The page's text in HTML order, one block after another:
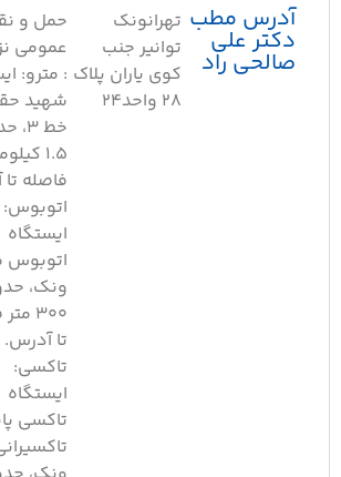
آدرس مطب
دکتر علی
صالحی راد
تهرانونک
توانیر جنب
کوی یاران پلاک
حمل و نقل
عمومی نزدیک
: مترو: ایستگاه
شهید حقانی،
خط ۳، حدود
۱.۵ کیلومتر
فاصله تا آدرس.
اتوبوس:
ایستگاه
اتوبوس میدان
ونک، حدود
۳۰۰ متر فاصله
تا آدرس.
تاکسی:
ایستگاه
تاکسی پایانه
تاکسیرانی